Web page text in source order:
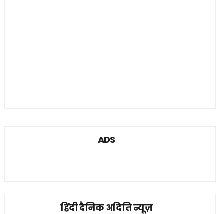
ADS
हिंदी दैनिक अदिति न्यूज़